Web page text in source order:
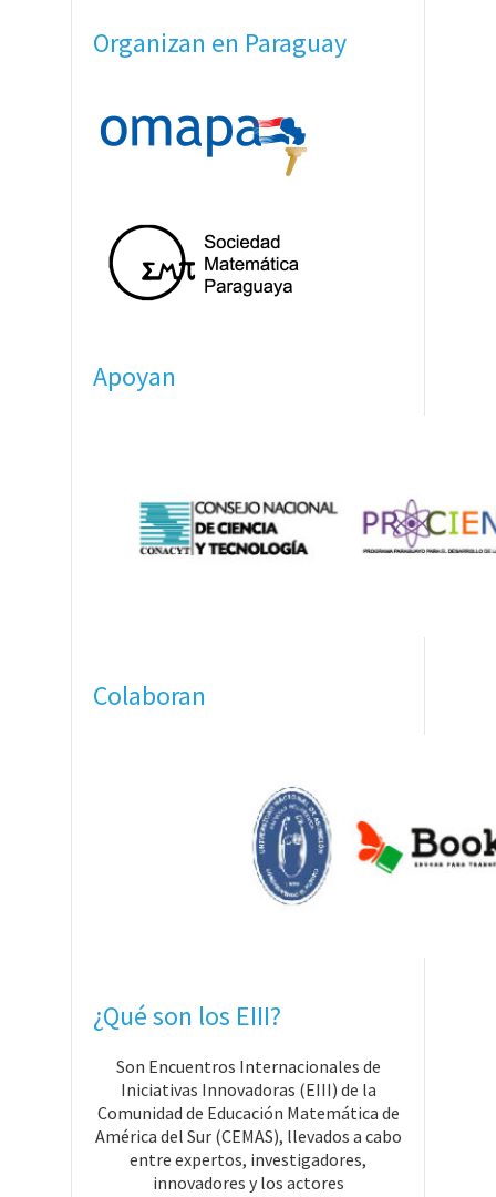
Organizan en Paraguay
Apoyan
Colaboran
¿Qué son los EIII?
Son Encuentros Internacionales de
Iniciativas Innovadoras (EIII) de la
Comunidad de Educación Matemática de
América del Sur (CEMAS), llevados a cabo
entre expertos, investigadores,
innovadores y los actores